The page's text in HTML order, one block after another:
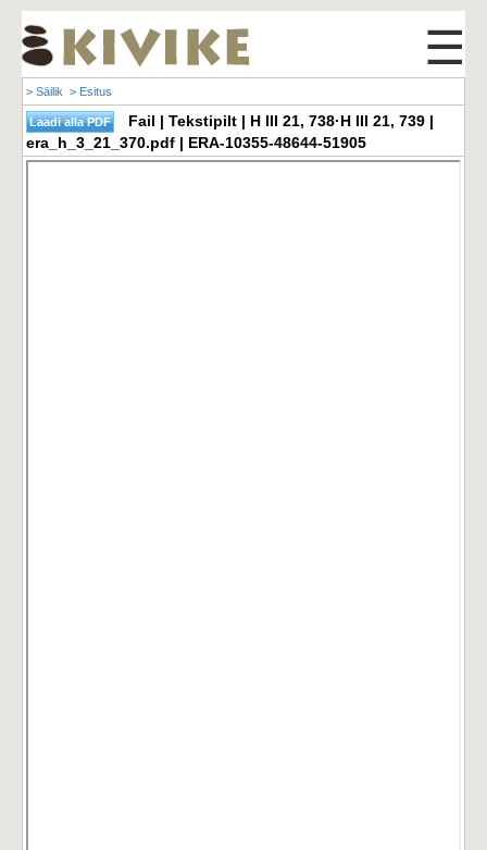
☰
> Säilik > Esitus
Fail | Tekstipilt | H III 21, 738·H III 21, 739 |
era_h_3_21_370.pdf | ERA-10355-48644-51905